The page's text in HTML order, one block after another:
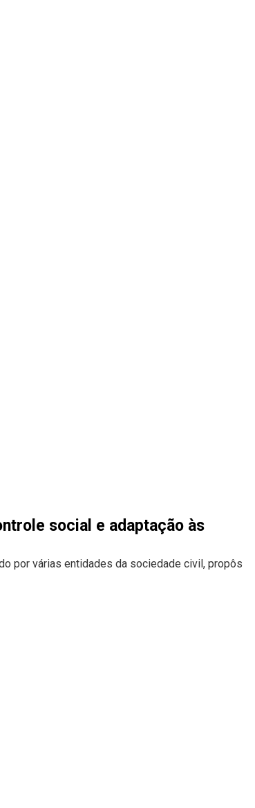
social e adaptação às
por várias entidades da sociedade civil, propôs